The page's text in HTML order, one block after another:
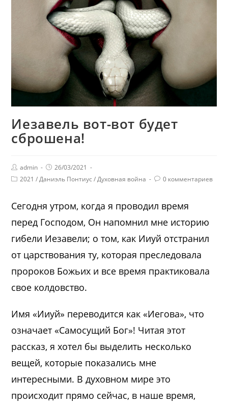
Иезавель вот-вот будет
сброшена!
admin
26/03/2021
2021 / Даниэль Понтиус / Духовная война 0 комментариев
Сегодня утром, когда я проводил время
перед Господом, Он напомнил мне историю
гибели Иезавели; о том, как Ииуй отстранил
от царствования ту, которая преследовала
пророков Божьих и все время практиковала
свое колдовство.
Имя «Ииуй» переводится как «Иегова», что
означает «Самосущий Бог»! Читая этот
рассказ, я хотел бы выделить несколько
вещей, которые показались мне
интересными. В духовном мире это
происходит прямо сейчас, в наше время,